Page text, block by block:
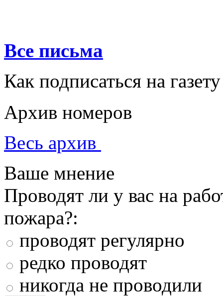
Все письма
Как подписаться на газету
Архив номеров
Весь архив
Ваше мнение
Проводят ли у вас на
пожара?:
проводят регулярно
редко проводят
никогда не проводили